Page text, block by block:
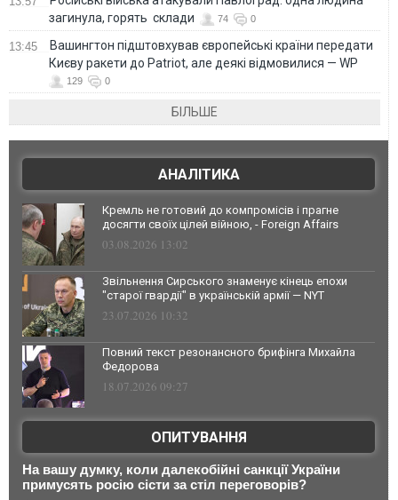
загинула, горять склади
74 0
13:45
Вашингтон підштовхував європейські країни передати
Києву ракети до Patriot, але деякі відмовилися — WP
129 0
БІЛЬШЕ
АНАЛІТИКА
Кремль не готовий до компромісів і прагне
досягти своїх цілей війною, - Foreign Affairs
03.08.2026 13:02
Звільнення Сирського знаменує кінець епохи
"старої гвардії" в українській армії — NYT
23.07.2026 10:32
Повний текст резонансного брифінга Михайла
Федорова
18.07.2026 09:27
ОПИТУВАННЯ
На вашу думку, коли далекобійні санкції України
примусять росію сісти за стіл переговорів?